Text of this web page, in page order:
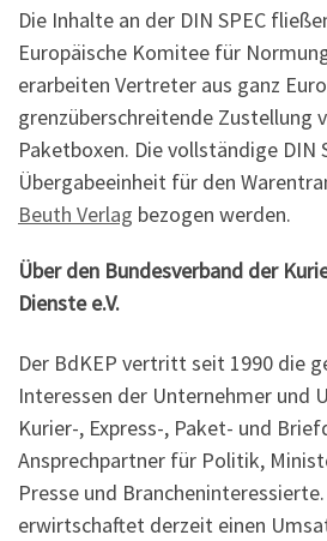
Die Inhalte an der DIN SPEC
Europäische Komitee für
erarbeiten Vertreter aus ganz
grenzüberschreitende Zustellung
Paketboxen. Die vollständige DIN
Übergabeeinheit für den
Beuth Verlag bezogen werden.
Über den Bundesverband der
Dienste e.V.
Der BdKEP vertritt seit 1990 die
Interessen der Unternehmer und
Kurier-, Express-, Paket- und
Ansprechpartner für Politik,
Presse und
erwirtschaftet derzeit einen